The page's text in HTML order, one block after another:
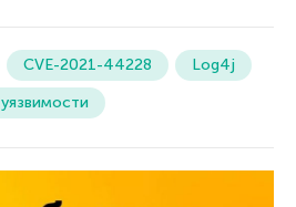
CVE-2021-44228
Log4j
уязвимости